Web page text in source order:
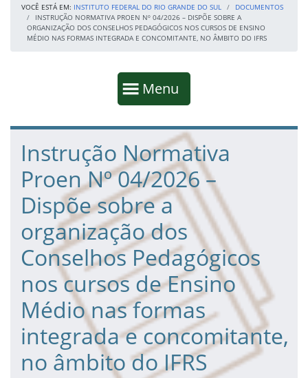
VOCÊ ESTÁ EM: INSTITUTO FEDERAL DO RIO GRANDE DO SUL
DOCUMENTOS
INSTRUÇÃO NORMATIVA PROEN Nº 04/2026 – DISPÕE SOBRE A
ORGANIZAÇÃO DOS CONSELHOS PEDAGÓGICOS NOS CURSOS DE ENSINO
MÉDIO NAS FORMAS INTEGRADA E CONCOMITANTE, NO ÂMBITO DO IFRS
Mostrar
Menu
Fim da navegação
Início do conteúdo
Instrução Normativa
Proen Nº 04/2026 –
Dispõe sobre a
organização dos
Conselhos Pedagógicos
nos cursos de Ensino
Médio nas formas
integrada e concomitante,
no âmbito do IFRS